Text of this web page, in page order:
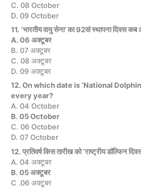
C. 08 October
D. 09 October
11. ‘भारतीय वायु सेना’ का 92वां स्थापना दिवस
A. 06 अक्टूबर
B. 07 अक्टूबर
C. 08 अक्टूबर
D. 09 अक्टूबर
12. On which date is ‘National
every year?
A. 04 October
B. 05 October
C. 06 October
D. 07 October
12. प्रतिवर्ष किस तारीख को ‘राष्ट्रीय डॉल्फिन
A. 04 अक्टूबर
B. 05 अक्टूबर
C .06 अक्टूबर